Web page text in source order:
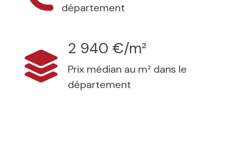
département
2 940 €/m²
Prix médian au m² dans le
département